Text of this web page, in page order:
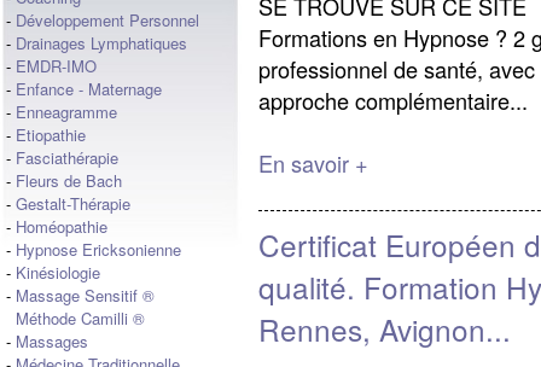
- Développement Personnel
- Drainages Lymphatiques
- EMDR-IMO
- Enfance - Maternage
- Enneagramme
- Etiopathie
- Fasciathérapie
- Fleurs de Bach
- Gestalt-Thérapie
- Homéopathie
- Hypnose Ericksonienne
- Kinésiologie
- Massage Sensitif ®
Méthode Camilli ®
- Massages
Formations en Hypnose ? 2
professionnel de santé,
approche complémentaire...
En savoir +
Certificat Européen
qualité. Formation
Rennes, Avignon...